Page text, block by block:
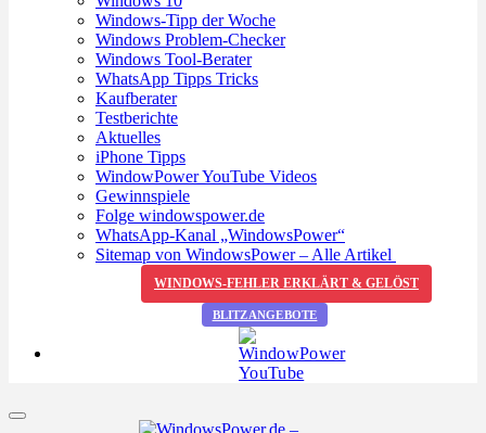
Windows-Tipp der Woche
Windows Problem-Checker
Windows Tool-Berater
WhatsApp Tipps Tricks
Kaufberater
Testberichte
Aktuelles
iPhone Tipps
WindowPower YouTube Videos
Gewinnspiele
Folge windowspower.de
WhatsApp-Kanal „WindowsPower“
Sitemap von WindowsPower – Alle Artikel
WINDOWS-FEHLER ERKLÄRT & GELÖST
BLITZANGEBOTE